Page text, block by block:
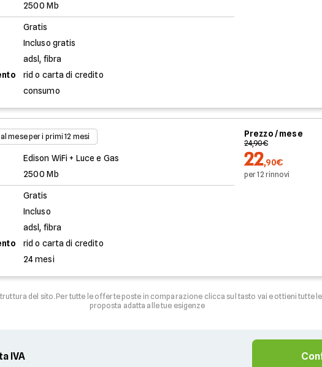
2500 Mb
Gratis
Incluso gratis
adsl, fibra
rid o carta di credito
consumo
mese per i primi 12 mesi
Edison WiFi + Luce e Gas
2500 Mb
Gratis
Incluso
adsl, fibra
rid o carta di credito
24 mesi
Prezzo / mese
24,90€
22,90€
per 12 rinnovi
del sito. Per tutte le offerte poste in comparazione clicca sul tasto vai e ottieni tutte
proposta adatta alle tue esigenze
IVA